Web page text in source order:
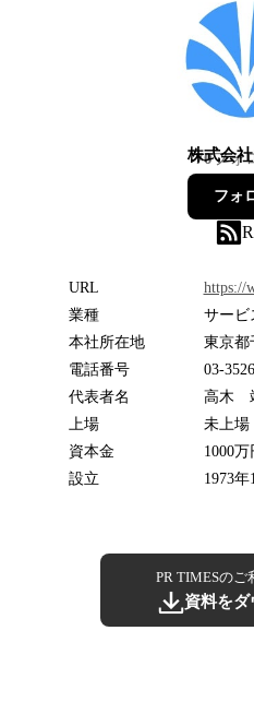
株式会
70フォ
フォ
URL
https://
業種
サービ
本社所在地
東京都
電話番号
03-
代表者名
高木
上場
未上場
資本金
1000万
設立
1973年
PR TIMESのご
資料をダ